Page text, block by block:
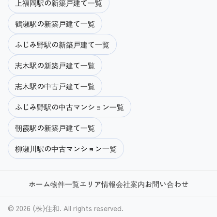
上福岡駅の新築戸建て一覧
鶴瀬駅の新築戸建て一覧
ふじみ野駅の新築戸建て一覧
志木駅の新築戸建て一覧
志木駅の中古戸建て一覧
ふじみ野駅の中古マンション一覧
朝霞駅の新築戸建て一覧
柳瀬川駅の中古マンション一覧
ホーム物件一覧エリア情報会社案内お問い合わせ
© 2026 (株)住和. All rights reserved.